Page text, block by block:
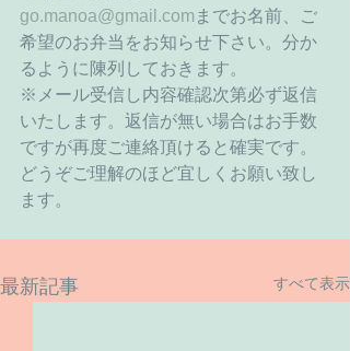
go.manoa@gmail.com までお名前、ご
希望のお弁当をお知らせ下さい。分か
るように陳列しておきます。
※メール受信し内容確認次第必ず返信
いたします。返信が無い場合はお手数
ですが再度ご連絡頂けると確実です。
どうぞご理解のほど宜しくお願い致し
ます。
最新記事 すべて表示